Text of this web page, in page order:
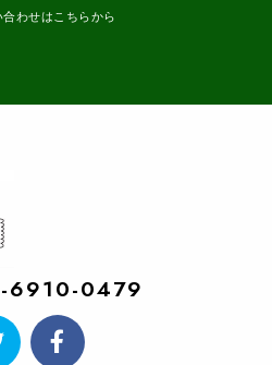
わせはこちらから
6910-0479